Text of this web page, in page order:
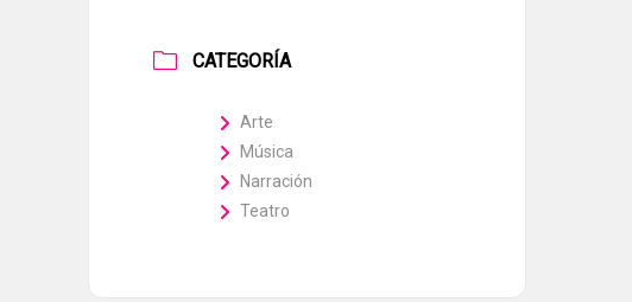
CATEGORÍA
Arte
Música
Narración
Teatro